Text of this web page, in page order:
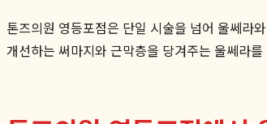
톤즈의원 영등포점은 단일 시술을 넘어 울쎄라
개선하는 써마지와 근막층을 당겨주는 울쎄라